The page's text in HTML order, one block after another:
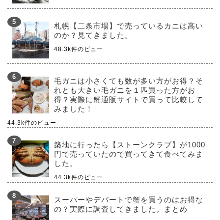
札幌【二条市場】で売っているカニは高い
のか？見てきました。
48.3k件のビュー
毛ガニは小さくても数が多い方がお得？そ
れとも大きい毛ガニを１匹買った方がお
得？実際に蟹通販サイトで買って比較して
みました！
44.3k件のビュー
築地に行ったら【ストーンクラブ】が1000
円で売っていたので買ってきて食べてみま
した。
44.3k件のビュー
スーパーやデパートで蟹を買うのはお得な
の？実際に調査してきました。まとめ